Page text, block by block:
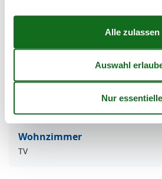
Wohn-/Schlafbereich
Radio
Wohnzimmer
TV